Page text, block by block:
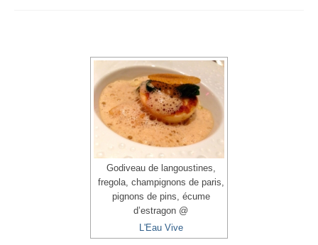
Godiveau de langoustines,
fregola, champignons de paris,
pignons de pins, écume
d’estragon @
L'Eau Vive